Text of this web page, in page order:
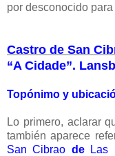
por desconocido para
Castro de San
“A Cidade”.
Topónimo y
Lo primero, aclarar
también aparece
San Cibrao deLas